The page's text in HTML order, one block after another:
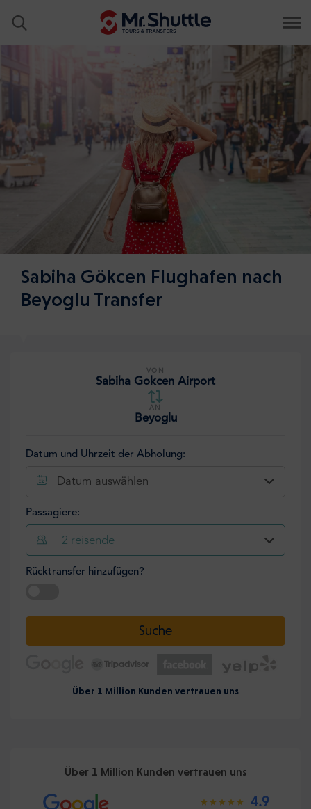
Sabiha Gökcen Flughafen nach
Beyoglu Transfer
VON
Sabiha Gokcen Airport
AN
Beyoglu
Datum und Uhrzeit der Abholung:
Datum auswählen
Passagiere:
2 reisende
Rücktransfer hinzufügen?
Suche
Über 1 Million Kunden vertrauen uns
Über 1 Million Kunden vertrauen uns
4.9